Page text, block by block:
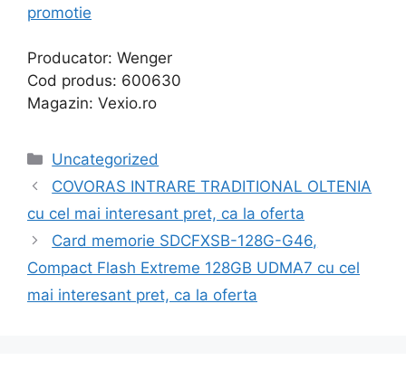
promotie
Producator: Wenger
Cod produs: 600630
Magazin: Vexio.ro
Categories
Uncategorized
COVORAS INTRARE TRADITIONAL OLTENIA
cu cel mai interesant pret, ca la oferta
Card memorie SDCFXSB-128G-G46,
Compact Flash Extreme 128GB UDMA7 cu cel
mai interesant pret, ca la oferta